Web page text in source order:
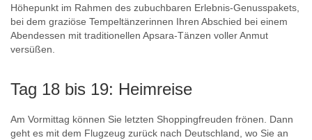
Höhepunkt im Rahmen des zubuchbaren Erlebnis-Genusspakets,
bei dem graziöse Tempeltänzerinnen Ihren Abschied bei einem
Abendessen mit traditionellen Apsara-Tänzen voller Anmut
versüßen.
Tag 18 bis 19: Heimreise
Am Vormittag können Sie letzten Shoppingfreuden frönen. Dann
geht es mit dem Flugzeug zurück nach Deutschland, wo Sie an